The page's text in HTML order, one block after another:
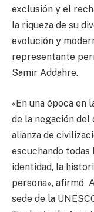
exclusión y el
la riqueza de su
evolución y
representante
Samir Addahre.
«En una época en
de la negación
alianza de
escuchando
identidad, la
persona», afirmó
sede de la